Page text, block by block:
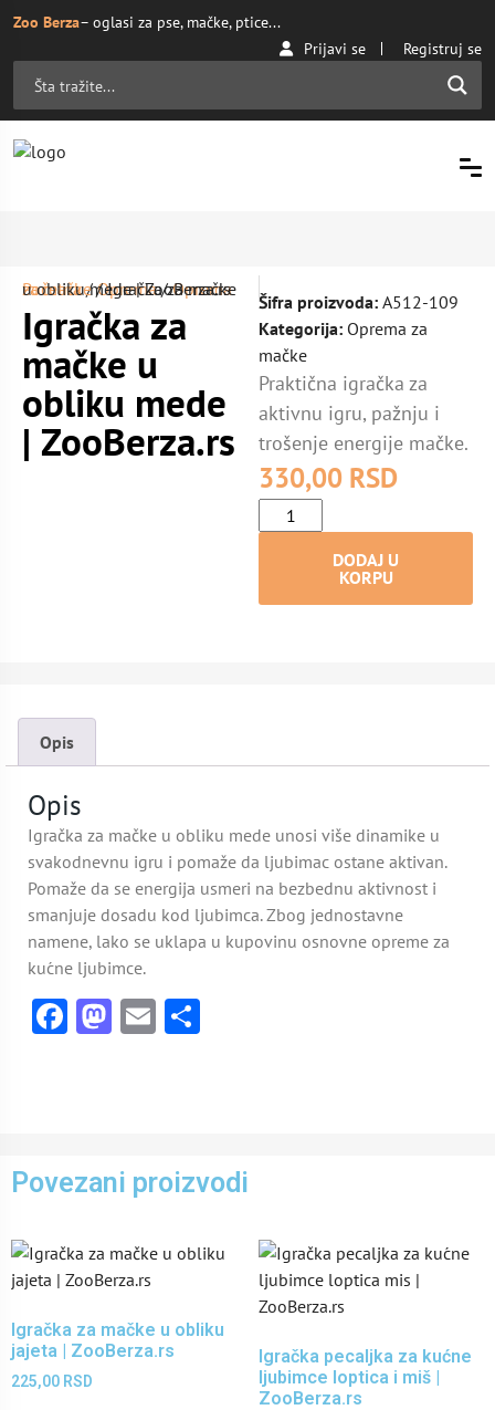
Zoo Berza– oglasi za pse, mačke, ptice...
Prijavi se
Registruj se
Početna/Oprema/
Oprema za mačke
/ Igračka za mačke u obliku mede | ZooBerza.rs
Igračka za
mačke u
obliku mede
| ZooBerza.rs
Šifra proizvoda: A512-109
Kategorija: Oprema za
mačke
Praktična igračka za
aktivnu igru, pažnju i
trošenje energije mačke.
330,00 RSD
DODAJ U
KORPU
Opis
Opis
Igračka za mačke u obliku mede unosi više dinamike u
svakodnevnu igru i pomaže da ljubimac ostane aktivan.
Pomaže da se energija usmeri na bezbednu aktivnost i
smanjuje dosadu kod ljubimca. Zbog jednostavne
namene, lako se uklapa u kupovinu osnovne opreme za
kućne ljubimce.
Facebook
Mastodon
Email
Povezani proizvodi
Igračka za mačke u obliku
jajeta | ZooBerza.rs
225,00 RSD
Igračka pecaljka za kućne
ljubimce loptica i miš |
ZooBerza.rs